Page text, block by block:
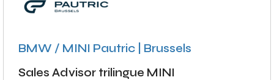
BMW / MINI Pautric | Brussels
Sales Advisor trilingue MINI